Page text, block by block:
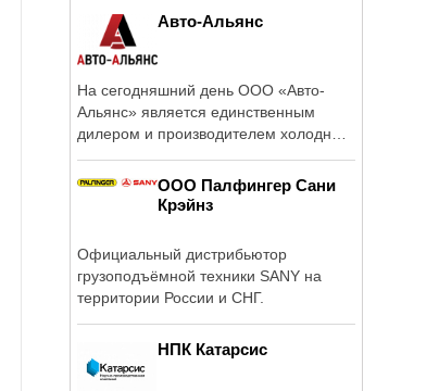
Авто-Альянс
На сегодняшний день ООО «Авто-
Альянс» является единственным
дилером и производителем холодных
ООО Палфингер Сани
Крэйнз
Официальный дистрибьютор
грузоподъёмной техники SANY на
территории России и СНГ.
НПК Катарсис